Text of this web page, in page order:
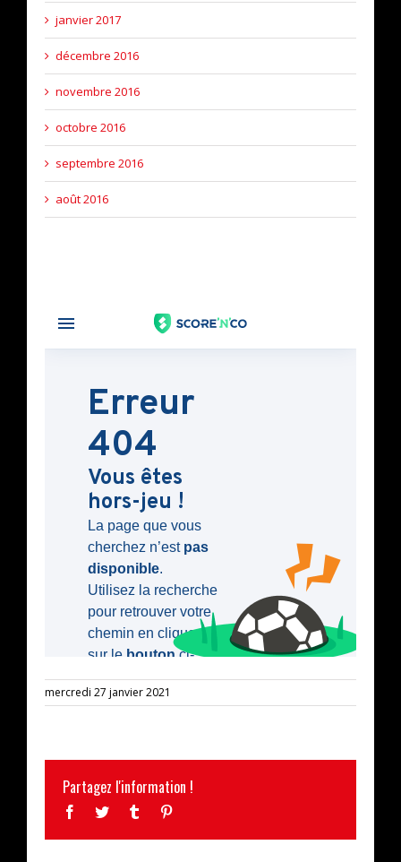
janvier 2017
décembre 2016
novembre 2016
octobre 2016
septembre 2016
août 2016
mercredi 27 janvier 2021
Partagez l'information !
Facebook
Twitter Tumblr